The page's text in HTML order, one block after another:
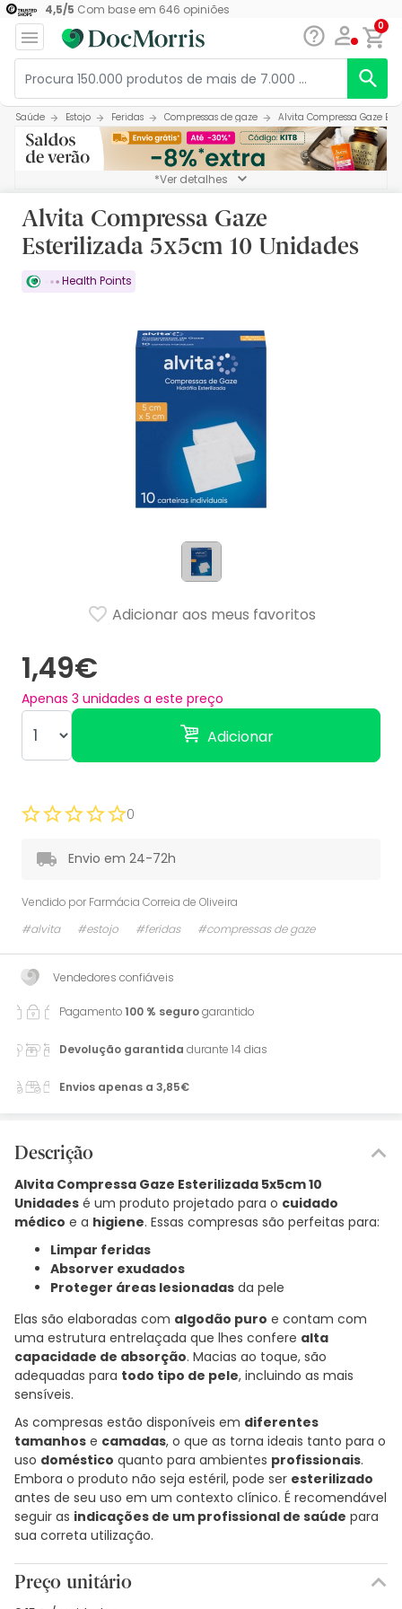
4,5/5 Com base em 646 opiniões
0
Saúde Estojo Feridas Compressas de gaze Alvita Compressa Gaze
*Ver detalhes
Alvita Compressa Gaze
Esterilizada 5x5cm 10 Unidades
Health Points
1,49€
Apenas 3 unidades a este preço
Adicionar
Adicionar aos meus favoritos
0
Envio em 24-72h
Vendido por Farmácia Correia de Oliveira
#alvita
#estojo #feridas #compressas de gaze
Vendedores confiáveis
Pagamento100 % segurogarantido
Devolução garantida durante 14 dias
Envios apenas a 3,85€
Descrição
Alvita Compressa Gaze Esterilizada 5x5cm 10
Unidades é um produto projetado para o cuidado
médico e a higiene. Essas compresas são perfeitas para:
Limpar feridas
Absorver exudados
Proteger áreas lesionadas da pele
Elas são elaboradas com algodão puro e contam com
uma estrutura entrelaçada que lhes confere alta
capacidade de absorção. Macias ao toque, são
adequadas para todo tipo de pele, incluindo as mais
sensíveis.
As compresas estão disponíveis em diferentes
tamanhos e camadas, o que as torna ideais tanto para o
uso doméstico quanto para ambientes profissionais.
Embora o produto não seja estéril, pode ser esterilizado
antes de seu uso em um contexto clínico. É recomendável
seguir as indicações de um profissional de saúde para
sua correta utilização.
Preço unitário